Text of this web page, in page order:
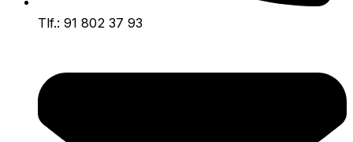
Tlf.: 91 802 37 93